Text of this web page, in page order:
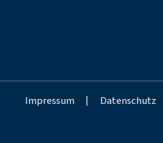
Impressum | Datenschutz